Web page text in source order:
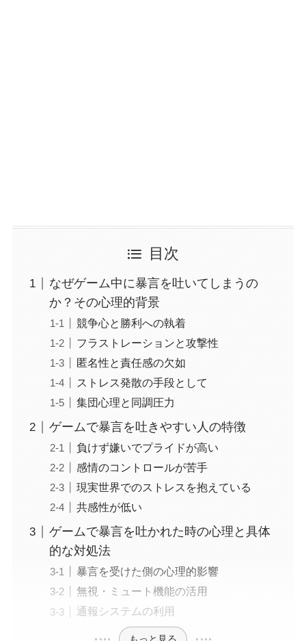
目次
なぜゲーム中に暴言を吐いてしまうの
か？その心理的背景
競争心と勝利への執着
フラストレーションと攻撃性
匿名性と責任感の欠如
ストレス発散の手段として
集団心理と同調圧力
ゲームで暴言を吐きやすい人の特徴
負けず嫌いでプライドが高い
感情のコントロールが苦手
現実世界でのストレスを抱えている
共感性が低い
ゲームで暴言を吐かれた時の心理と具体
的な対処法
暴言を受けた側の心理的影響
無視・ミュート機能の活用
通報システムの利用